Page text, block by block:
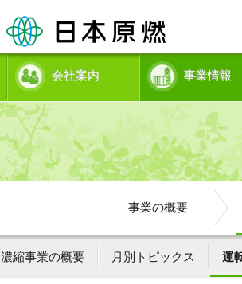
会社案内 事業情報
事業の概要
濃縮事業の概要 月別トピックス 運